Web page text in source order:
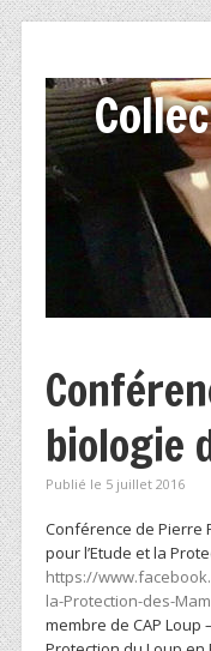
biologie
Publié le 5 juillet 2016
Conférence de Pierre
pour l’Etude et la
https://
la-Protection-des-
membre de CAP Loup